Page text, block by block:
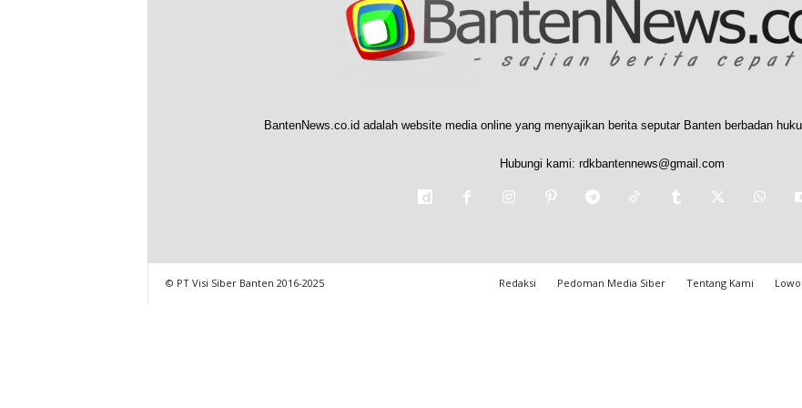
BantenNews.co.id adalah website media online yang menyajikan berita seputar Banten berbadan
Hubungi kami: rdkbantennews@gmail.com
Redaksi Pedoman Media Siber Tentang Kami
© PT Visi Siber Banten 2016-2025